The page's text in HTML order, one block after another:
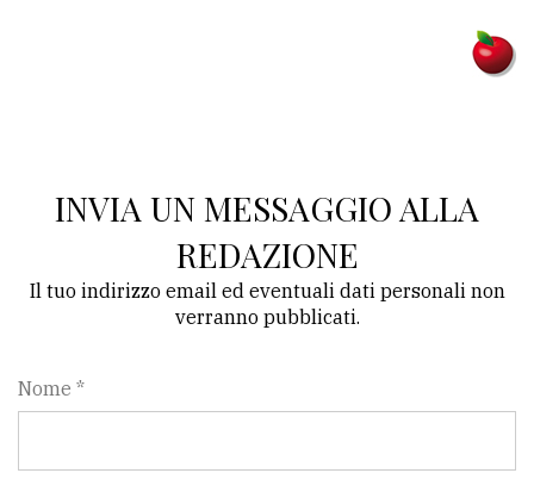
INVIA UN MESSAGGIO ALLA
REDAZIONE
Il tuo indirizzo email ed eventuali dati personali non
verranno pubblicati.
Nome *